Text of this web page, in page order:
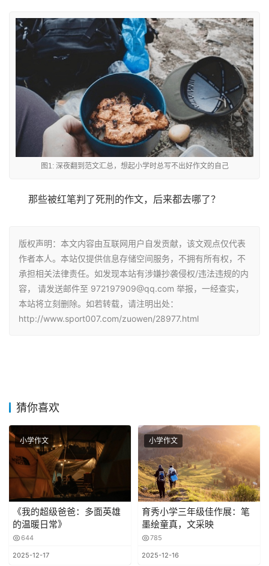
图1: 深夜翻到范文汇总，想起小学时总写不出好作文的自己
那些被红笔判了死刑的作文，后来都去哪了？
版权声明：本文内容由互联网用户自发贡献，该文观点仅代表
作者本人。本站仅提供信息存储空间服务，不拥有所有权，不
承担相关法律责任。如发现本站有涉嫌抄袭侵权/违法违规的内
容， 请发送邮件至 972197909@qq.com 举报，一经查实，
本站将立刻删除。如若转载，请注明出处：
http://www.sport007.com/zuowen/28977.html
猜你喜欢
小学作文
《我的超级爸爸：多面英雄
的温暖日常》
644
2025-12-17
小学作文
育秀小学三年级佳作展：笔
墨绘童真，文采映
785
2025-12-16